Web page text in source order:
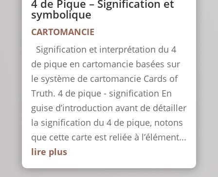
4 de Pique – Signification et
symbolique
CARTOMANCIE
Signification et interprétation du 4
de pique en cartomancie basées sur
le système de cartomancie Cards of
Truth. 4 de pique - signification En
guise d’introduction avant de détailler
la signification du 4 de pique, notons
que cette carte est reliée à l’élément...
lire plus